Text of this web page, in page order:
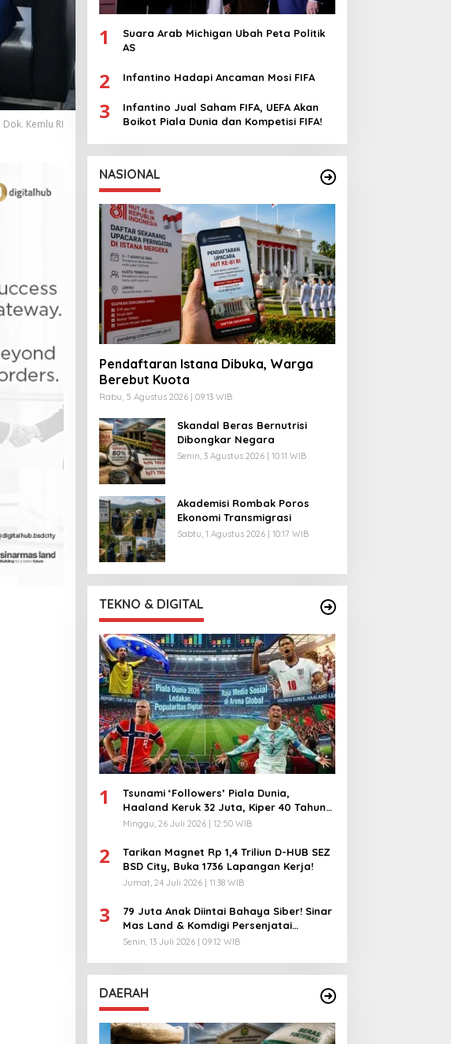
Dok. Kemlu RI
1
Suara Arab Michigan Ubah Peta Politik
AS
2 Infantino Hadapi Ancaman Mosi FIFA
3
Infantino Jual Saham FIFA, UEFA Akan
Boikot Piala Dunia dan Kompetisi FIFA!
NASIONAL
Pendaftaran Istana Dibuka, Warga
Berebut Kuota
Rabu, 5 Agustus 2026 | 09:13 WIB
Skandal Beras Bernutrisi
Dibongkar Negara
Senin, 3 Agustus 2026 | 10:11 WIB
Akademisi Rombak Poros
Ekonomi Transmigrasi
Sabtu, 1 Agustus 2026 | 10:17 WIB
TEKNO & DIGITAL
1
Tsunami ‘Followers’ Piala Dunia,
Haaland Keruk 32 Juta, Kiper 40 Tahun
Bikin Geger!
Minggu, 26 Juli 2026 | 12:50 WIB
2
Tarikan Magnet Rp 1,4 Triliun D-HUB SEZ
BSD City, Buka 1736 Lapangan Kerja!
Jumat, 24 Juli 2026 | 11:38 WIB
3
79 Juta Anak Diintai Bahaya Siber! Sinar
Mas Land & Komdigi Persenjatai
Ratusan Guru!
Senin, 13 Juli 2026 | 09:12 WIB
DAERAH